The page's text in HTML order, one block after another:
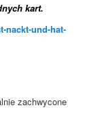
kart.
nackt-und-hat-
zachwycone